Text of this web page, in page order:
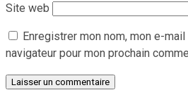
Site web
Enregistrer mon nom, mon e-
navigateur pour mon prochain